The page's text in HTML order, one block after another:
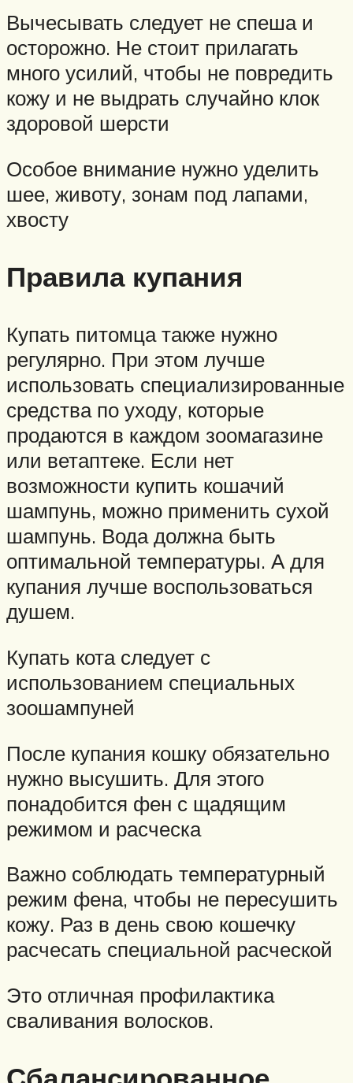
Вычесывать следует не спеша и
осторожно. Не стоит прилагать
много усилий, чтобы не повредить
кожу и не выдрать случайно клок
здоровой шерсти
Особое внимание нужно уделить
шее, животу, зонам под лапами,
хвосту
Правила купания
Купать питомца также нужно
регулярно. При этом лучше
использовать специализированные
средства по уходу, которые
продаются в каждом зоомагазине
или ветаптеке. Если нет
возможности купить кошачий
шампунь, можно применить сухой
шампунь. Вода должна быть
оптимальной температуры. А для
купания лучше воспользоваться
душем.
Купать кота следует с
использованием специальных
зоошампуней
После купания кошку обязательно
нужно высушить. Для этого
понадобится фен с щадящим
режимом и расческа
Важно соблюдать температурный
режим фена, чтобы не пересушить
кожу. Раз в день свою кошечку
расчесать специальной расческой
Это отличная профилактика
сваливания волосков.